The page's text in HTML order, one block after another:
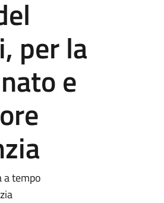
per la
e
a tempo